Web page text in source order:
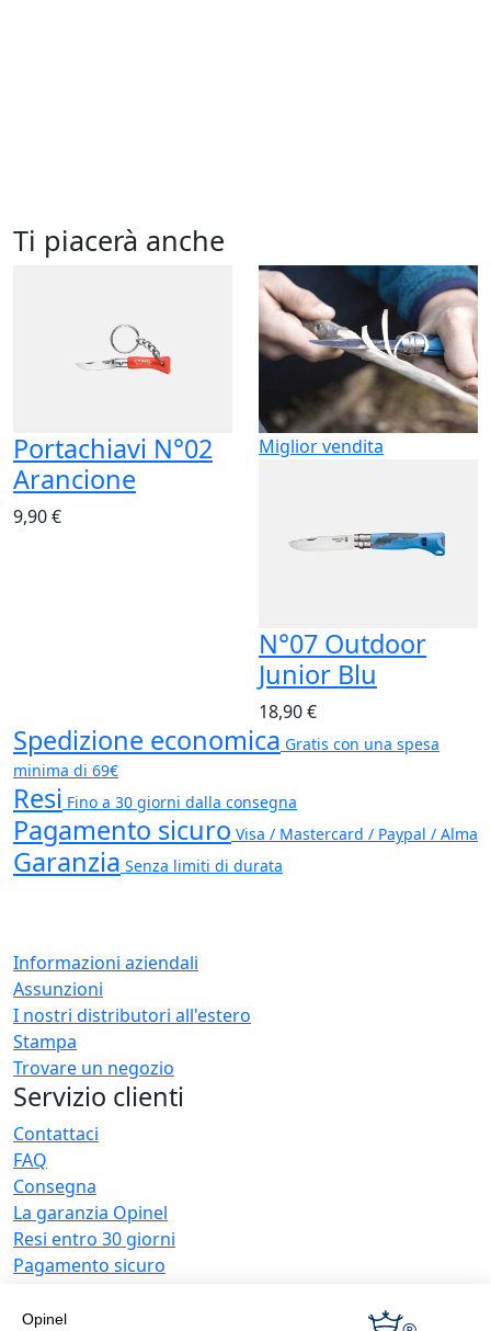
Opinel
Ti piacerà anche
Portachiavi N°02
Arancione
9,90 €
Miglior vendita
N°07 Outdoor
Junior Blu
18,90 €
Spedizione economica Gratis con una spesa
minima di 69€
Resi Fino a 30 giorni dalla consegna
Pagamento sicuro Visa / Mastercard / Paypal / Alma
Garanzia Senza limiti di durata
Informazioni aziendali
Assunzioni
I nostri distributori all'estero
Stampa
Trovare un negozio
Servizio clienti
Contattaci
FAQ
Consegna
La garanzia Opinel
Resi entro 30 giorni
Pagamento sicuro
Condizioni generali di vendita